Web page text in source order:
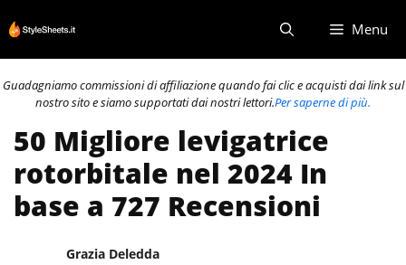
al
contenuto
Menu
Guadagniamo commissioni di affiliazione quando fai clic e acquisti dai link sul
nostro sito e siamo supportati dai nostri lettori.Per saperne di più.
50 Migliore levigatrice
rotorbitale nel 2024 In
base a 727 Recensioni
Grazia Deledda